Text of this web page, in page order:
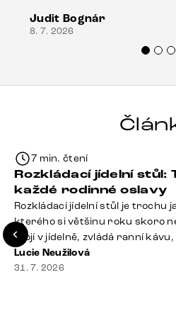
Vincze mi velmi
Doporučuji produkty
Judit Bognár
8. 7. 2026
7 min. čtení
Rozkládací jídelní stůl:
každé rodinné oslavy
Rozkládací jídelní stůl je trochu
kterého si většinu roku skoro
stojí v jídelně, zvládá ranní
hromadu dopisů, které je
ale přijdou Vánoce, narozeniny
Lucie Neužilová
31. 7. 2026